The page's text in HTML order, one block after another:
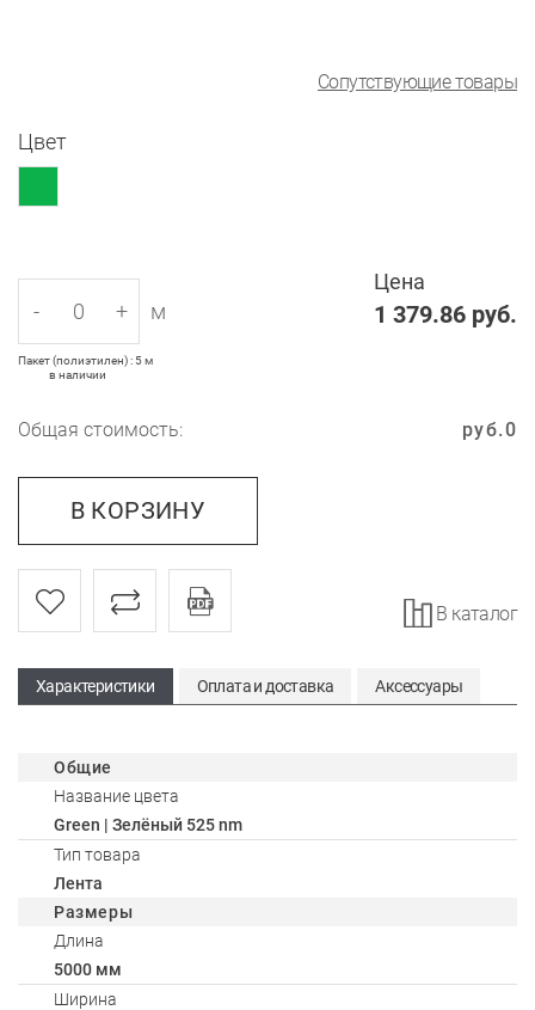
Сопутствующие товары
Цвет
Цена
1 379.86 руб.
- + м
Пакет (полиэтилен) : 5 м
в наличии
Общая стоимость: 0
руб.
В КОРЗИНУ
В каталог
Характеристики Оплата и доставка Аксессуары
Общие
Название цвета
Green | Зелёный 525 nm
Тип товара
Лента
Размеры
Длина
5000 мм
Ширина